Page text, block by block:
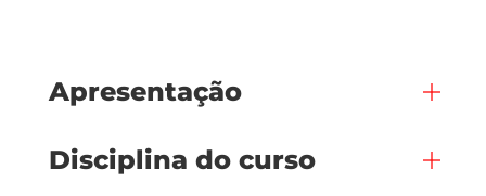
Apresentação
Disciplina do curso